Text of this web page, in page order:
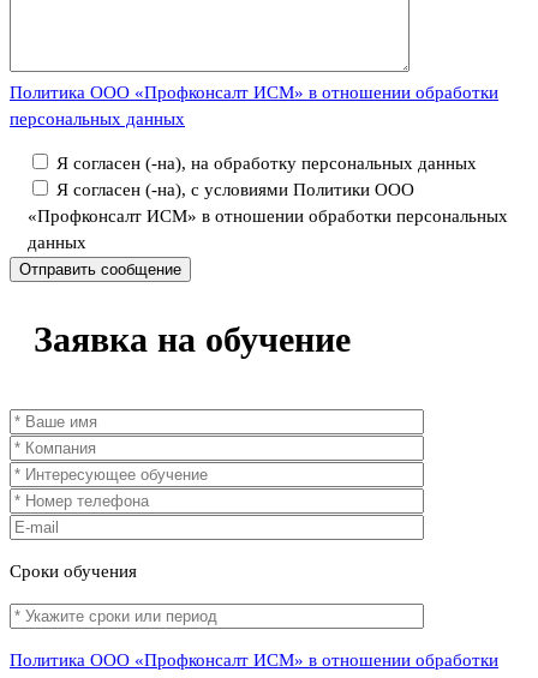
Политика ООО «Профконсалт ИСМ» в отношении обработки
персональных данных
Я согласен (-на), на обработку персональных данных
Я согласен (-на), с условиями Политики ООО
«Профконсалт ИСМ» в отношении обработки персональных
данных
Заявка на обучение
Сроки обучения
Политика ООО «Профконсалт ИСМ» в отношении обработки